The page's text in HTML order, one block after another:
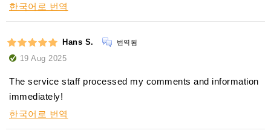
한국어로 번역
Hans S. 번역됨
19 Aug 2025
The service staff processed my comments and information
immediately!
한국어로 번역